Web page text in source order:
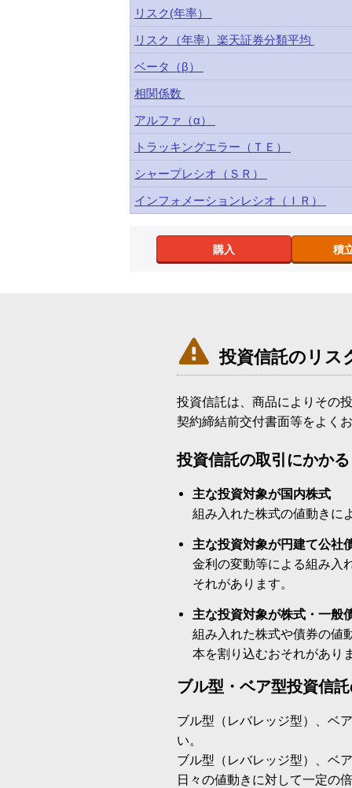
リスク(年率）
リスク（年率）楽天証券分類平均
ベータ（β）
相関係数
アルファ（α）
トラッキングエラー（ＴＥ）
シャープレシオ（ＳＲ）
インフォメーションレシオ（ＩＲ）
購入 積
 投資信託のリス
投資信託は、商品によりその
契約締結前交付書面等をよく
投資信託の取引にかか
主な投資対象が国内株式
組み入れた株式の値動きに
主な投資対象が円建て公社
金利の変動等による組み入
それがあります。
主な投資対象が株式・一般
組み入れた株式や債券の値
本を割り込むおそれがあり
ブル型・ベア型投資信
ブル型（レバレッジ型）、ベ
い。
ブル型（レバレッジ型）、ベ
日々の値動きに対して一定の